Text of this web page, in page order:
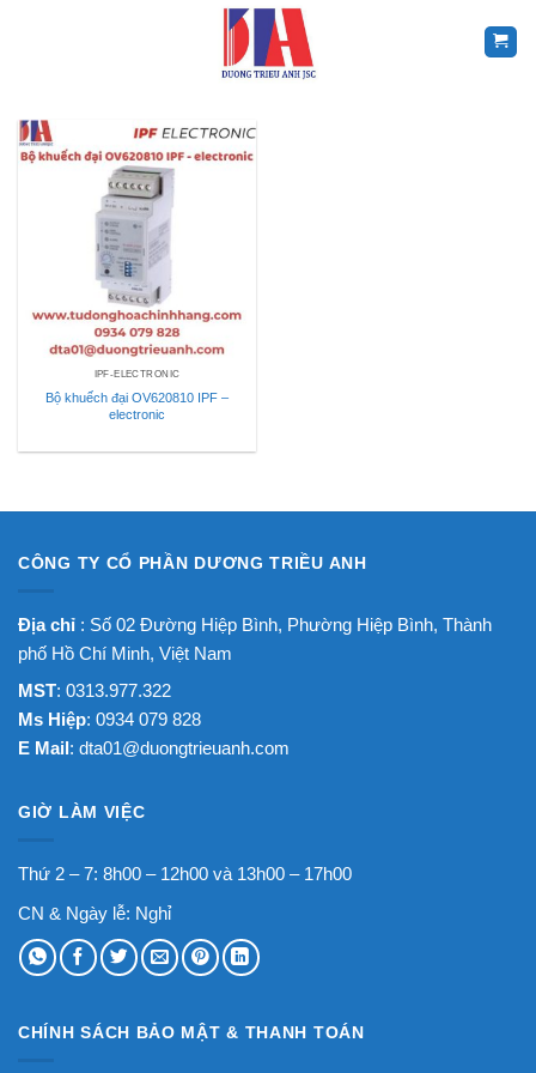
IPF-ELECTRONIC
Bộ khuếch đại OV620810 IPF –
electronic
CÔNG TY CỔ PHẦN DƯƠNG TRIỀU ANH
Địa chỉ : Số 02 Đường Hiệp Bình, Phường Hiệp Bình, Thành
phố Hồ Chí Minh, Việt Nam
MST: 0313.977.322
Ms Hiệp: 0934 079 828
E Mail: dta01@duongtrieuanh.com
GIỜ LÀM VIỆC
Thứ 2 – 7: 8h00 – 12h00 và 13h00 – 17h00
CN & Ngày lễ: Nghỉ
CHÍNH SÁCH BẢO MẬT & THANH TOÁN